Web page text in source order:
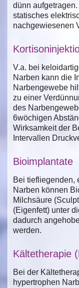
dünn
statisches
nachgewiesenen
V.a. bei
Narben kann die
Narbengewebe
zu einer
des
6wöchigen
Wirksamkeit der
Intervallen
Bioimplantate
Bei tiefliegenden,
Narben können
Milchsäure
(Eigenfett) unter
dadurch
werden.
Kältetherapie
Bei der
hypertrophen